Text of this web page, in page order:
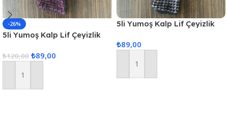
-26%
5li Yumoş Kalp Lif Çeyizlik
₺120,00 ₺89,00
Sepete Ekle
5li Yumoş Kalp Lif Çeyizlik
₺89,00
Sepete Ekle